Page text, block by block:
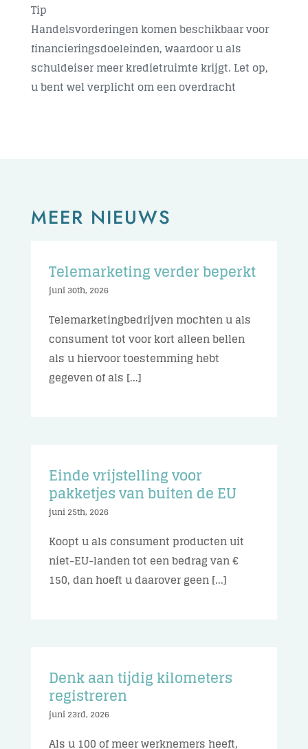
Tip
Handelsvorderingen komen beschikbaar voor
financieringsdoeleinden, waardoor u als
schuldeiser meer kredietruimte krijgt. Let op,
u bent wel verplicht om een overdracht
MEER NIEUWS
Telemarketing verder beperkt
juni 30th, 2026
Telemarketingbedrijven mochten u als
consument tot voor kort alleen bellen
als u hiervoor toestemming hebt
gegeven of als [...]
Einde vrijstelling voor
pakketjes van buiten de EU
juni 25th, 2026
Koopt u als consument producten uit
niet-EU-landen tot een bedrag van €
150, dan hoeft u daarover geen [...]
Denk aan tijdig kilometers
registreren
juni 23rd, 2026
Als u 100 of meer werknemers heeft,